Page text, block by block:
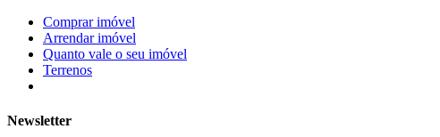
Comprar imóvel
Arrendar imóvel
Quanto vale o seu imóvel
Terrenos
Newsletter